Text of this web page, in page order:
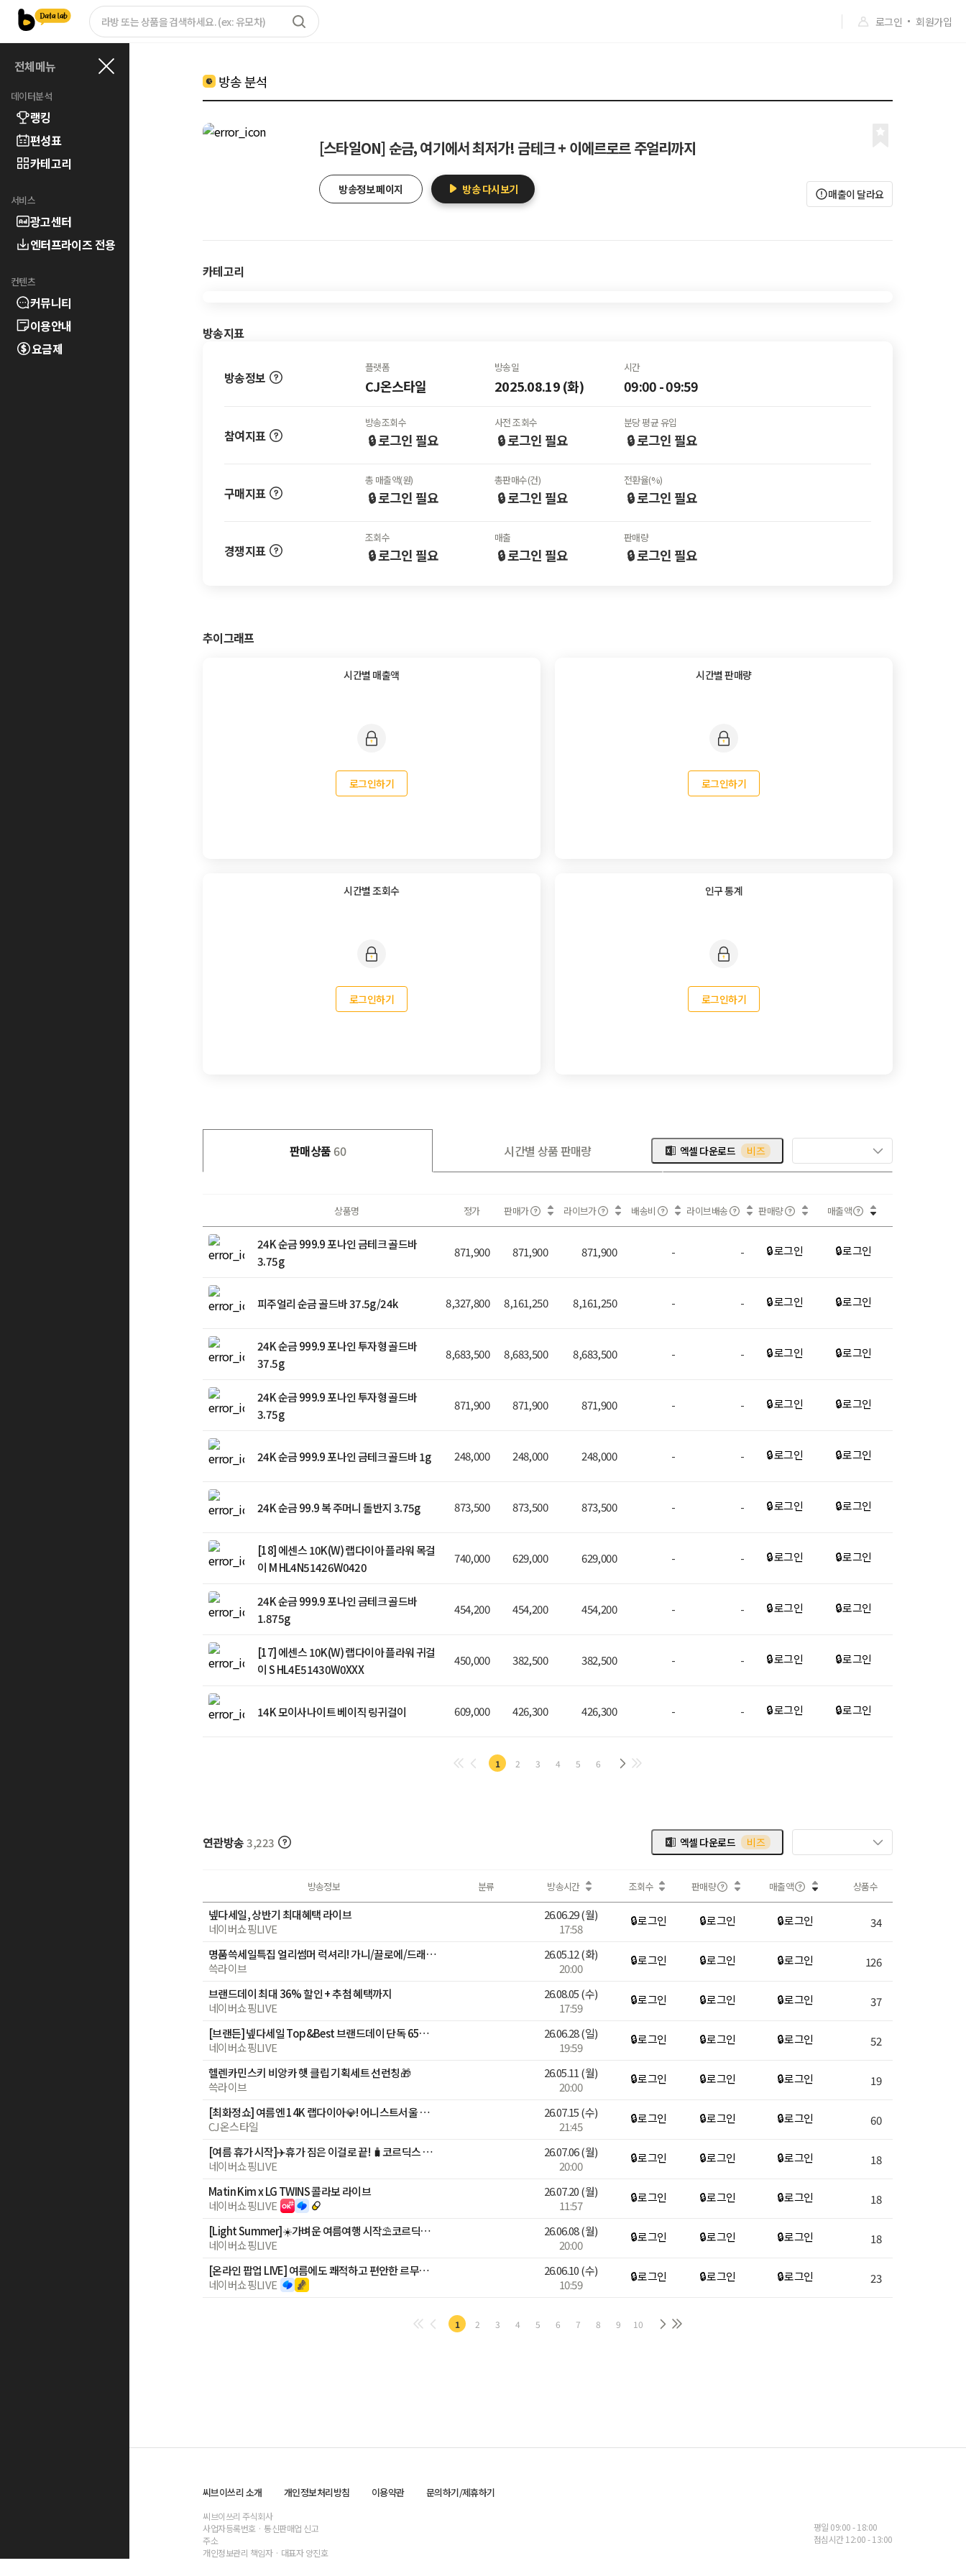
로그인 회원가입
전체메뉴
데이터분석
랭킹
편성표
카테고리
서비스
광고센터
엔터프라이즈 전용
컨텐츠
커뮤니티
이용안내
요금제
방송 분석
[스타일ON] 순금, 여기에서 최저가! 금테크 + 이에르로르 주얼리까지
방송정보 페이지 방송 다시보기 매출이 달라요
카테고리
방송지표
방송정보
플랫폼
CJ온스타일
방송일
2025.08.19 (화)
시간
09:00 - 09:59
참여지표
방송조회수
🔒 로그인 필요
사전 조회수
🔒 로그인 필요
분당 평균 유입
🔒 로그인 필요
구매지표
총 매출액(원)
🔒 로그인 필요
총판매수(건)
🔒 로그인 필요
전환율(%)
🔒 로그인 필요
경쟁지표
조회수
🔒 로그인 필요
매출
🔒 로그인 필요
판매량
🔒 로그인 필요
추이그래프
시간별 매출액
로그인하기
시간별 판매량
로그인하기
시간별 조회수
로그인하기
인구 통계
로그인하기
판매상품 60 시간별 상품 판매량 엑셀 다운로드 비즈
상품명 정가 판매가 라이브가 배송비 라이브배송 판매량 매출액
24K 순금 999.9 포나인 금테크 골드바
3.75g
871,900 871,900 871,900 - - 🔒 로그인 🔒 로그인
피주얼리 순금 골드바 37.5g/24k 8,327,800 8,161,250 8,161,250 - - 🔒 로그인 🔒 로그인
24K 순금 999.9 포나인 투자형 골드바
37.5g
8,683,500 8,683,500 8,683,500 - - 🔒 로그인 🔒 로그인
24K 순금 999.9 포나인 투자형 골드바
3.75g
871,900 871,900 871,900 - - 🔒 로그인 🔒 로그인
24K 순금 999.9 포나인 금테크 골드바 1g 248,000 248,000 248,000 - - 🔒 로그인 🔒 로그인
24K 순금 99.9 복 주머니 돌반지 3.75g 873,500 873,500 873,500 - - 🔒 로그인 🔒 로그인
[18] 에센스 10K(W) 랩다이아 플라워 목걸
이 M HL4N51426W0420
740,000 629,000 629,000 - - 🔒 로그인 🔒 로그인
24K 순금 999.9 포나인 금테크 골드바
1.875g
454,200 454,200 454,200 - - 🔒 로그인 🔒 로그인
[17] 에센스 10K(W) 랩다이아 플라워 귀걸
이 S HL4E51430W0XXX
450,000 382,500 382,500 - - 🔒 로그인 🔒 로그인
14K 모이사나이트 베이직 링귀걸이 609,000 426,300 426,300 - - 🔒 로그인 🔒 로그인
1 2 3 4 5 6
연관방송 3,223 엑셀 다운로드 비즈
방송정보 분류 방송시간 조회수 판매량 매출액 상품수
넾다세일, 상반기 최대혜택 라이브
네이버쇼핑LIVE
26.06.29(월)
17:58
🔒 로그인 🔒 로그인 🔒 로그인 34
명품쓱세일특집 얼리썸머 럭셔리! 가니/끌로에/드래곤디퓨전 外 핫딜
쓱라이브
26.05.12(화)
20:00
🔒 로그인 🔒 로그인 🔒 로그인 126
브랜드데이 최대 36% 할인 + 추첨 혜택까지
네이버쇼핑LIVE
26.08.05(수)
17:59
🔒 로그인 🔒 로그인 🔒 로그인 37
[브랜든] 넾다세일 Top&Best 브랜드데이 단독 65% 할인 혜택
네이버쇼핑LIVE
26.06.28(일)
19:59
🔒 로그인 🔒 로그인 🔒 로그인 52
헬렌카민스키 비앙카 햇 클립 기획세트 선런칭🎁
쓱라이브
26.05.11 (월)
20:00
🔒 로그인 🔒 로그인 🔒 로그인 19
[최화정쇼] 여름엔 14K 랩다이아💎! 어니스트서울 특별LIVE🩵
CJ온스타일
26.07.15(수)
21:45
🔒 로그인 🔒 로그인 🔒 로그인 60
[여름 휴가 시작]✈️휴가 짐은 이걸로 끝! 🧳코르딕스 캐리어
네이버쇼핑LIVE
26.07.06(월)
20:00
🔒 로그인 🔒 로그인 🔒 로그인 18
Matin Kim x LG TWINS 콜라보 라이브
네이버쇼핑LIVE
26.07.20(월)
11:57
🔒 로그인 🔒 로그인 🔒 로그인 18
[Light Summer]☀️가벼운 여름여행 시작⛱️코르딕스 캐리어
네이버쇼핑LIVE
26.06.08(월)
20:00
🔒 로그인 🔒 로그인 🔒 로그인 18
[온라인 팝업 LIVE] 여름에도 쾌적하고 편안한 르무통 하루 혜택!
네이버쇼핑LIVE
26.06.10(수)
10:59
🔒 로그인 🔒 로그인 🔒 로그인 23
1 2 3 4 5 6 7 8 9 10
평일 09:00 - 18:00
점심시간 12:00 - 13:00
씨브이쓰리 소개 개인정보처리방침 이용약관 문의하기/제휴하기
씨브이쓰리 주식회사
사업자등록번호 · 통신판매업 신고
주소
개인정보관리 책임자 · 대표자 양진호